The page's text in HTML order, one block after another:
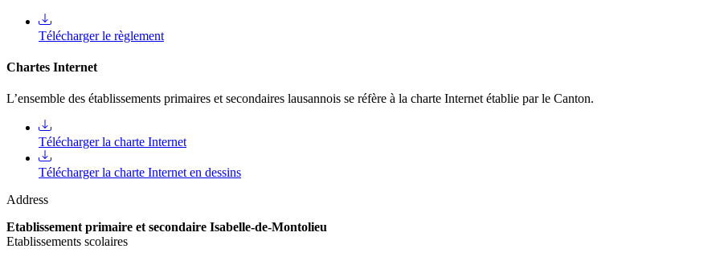
Télécharger le règlement
Chartes Internet
L’ensemble des établissements primaires et secondaires lausannois se réfère à la charte Internet établie par le Canton.
Télécharger la charte Internet
Télécharger la charte Internet en dessins
Address
Etablissement primaire et secondaire Isabelle-de-Montolieu
Etablissements scolaires